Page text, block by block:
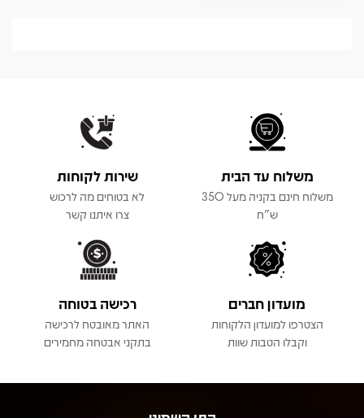
משלוח עד הבית
משלוח חינם בקניה מעל 350
ש"ח
שירות לקוחות
לא בטוחים מה לרכוש
צרו איתנו קשר
מועדון חברים
הצטרפו למועדון הלקוחות
וקבלו הטבות שוות
רכישה בטוחה
האתר מאובטח לרכישה
בתקני אבטחה מחמירים